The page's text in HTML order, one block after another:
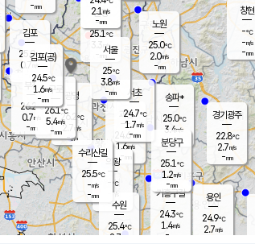
과천
24.6℃
1.6m/s
- mm
용인
24.9℃
2.7m/s
경기광주
22.8℃
2.7m/s
-mm
-mm
창현
-℃
-m/s
-mm
의왕
- ℃
m/s
mm
김포
25.0℃
0.7 m/s
mm
광명
26.2 ℃
2.7 m/s
-mm
부천
26.2℃
0.7m/s
-mm
구로
26.1℃
5.4m/s
-mm
은평
25.1℃
3.3 m/s
- mm
노원
25.0℃
2.0m/s
-mm
송파*
25.0℃
3.4m/s
-mm
서초
24.7℃
1.7m/s
-mm
기흥구갈
24.3℃
1.4m/s
-
수리산길
25.5℃
-m/s
-mm
분당구
25.1℃
1.2m/s
-mm
2.1 m/s
-mm
김포(공)
24.5℃
1.6m/s
-mm
수원
25.4℃
2.7 m/s
서울
25℃
3.8m/s
-mm